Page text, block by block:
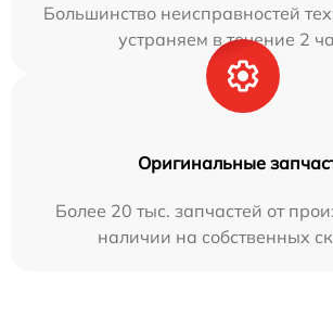
Большинство неисправностей
устраняем в течение 2
Оригинальные
Более 20 тыс. запчастей от
наличии на собственных